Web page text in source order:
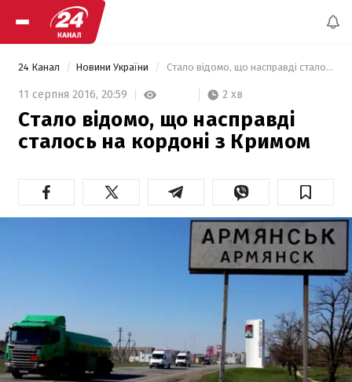
24 Канал Новини України Стало відомо, що насправді сталось на кордоні з Кримом
11 серпня 2016, 20:59 2 хв
Стало відомо, що насправді
сталось на кордоні з Кримом